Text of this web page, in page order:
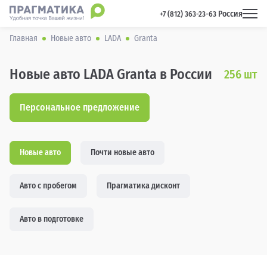
+7 (812) 363-23-63 Россия
Главная Новые авто LADA Granta
Новые авто LADA Granta в России 256 шт
Персональное предложение
Новые авто Почти новые авто
Авто с пробегом Прагматика дисконт
Авто в подготовке